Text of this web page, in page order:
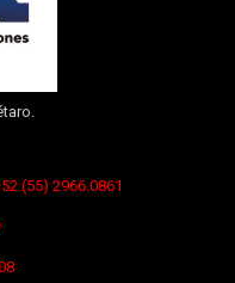
(55) 2966.0861